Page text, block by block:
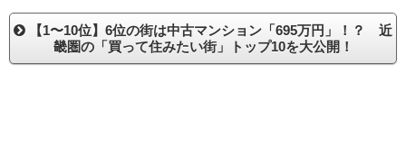
【1〜10位】6位の街は中古マンション「695万円」！？ 近
畿圏の「買って住みたい街」トップ10を大公開！